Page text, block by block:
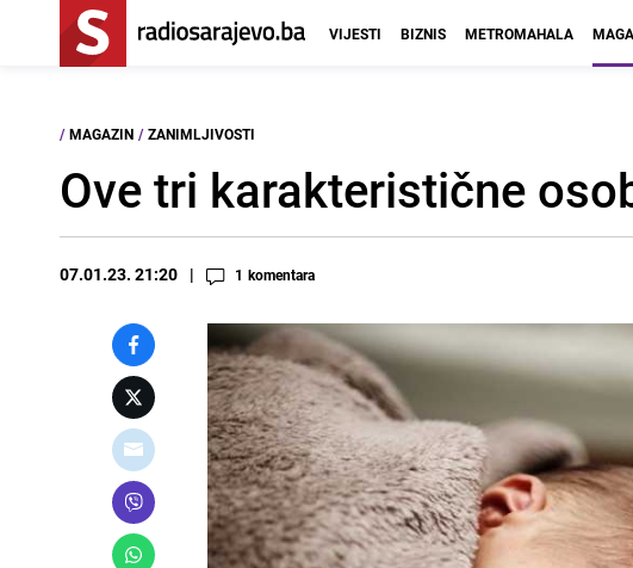
VIJESTI BIZNIS METROMAHALA
/ MAGAZIN / ZANIMLJIVOSTI
Ove tri karakteristične
07.01.23. 21:20 1 komentara